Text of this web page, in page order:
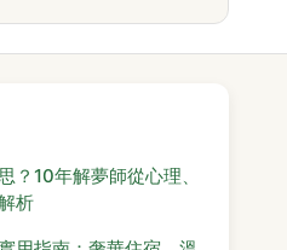
？10年解夢師從心理、
析